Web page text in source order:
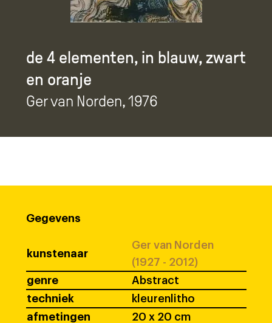
de 4 elementen, in blauw, zwart
en oranje
Ger van Norden, 1976
Gegevens
kunstenaar
Ger van Norden
(1927 - 2012)
genre
Abstract
techniek
kleurenlitho
afmetingen
20 x 20 cm